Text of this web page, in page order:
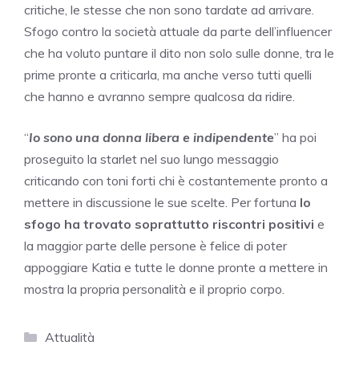
critiche, le stesse che non sono tardate ad arrivare.
Sfogo contro la società attuale da parte dell’influencer
che ha voluto puntare il dito non solo sulle donne, tra le
prime pronte a criticarla, ma anche verso tutti quelli
che hanno e avranno sempre qualcosa da ridire.
“Io sono una donna libera e indipendente” ha poi
proseguito la starlet nel suo lungo messaggio
criticando con toni forti chi è costantemente pronto a
mettere in discussione le sue scelte. Per fortuna lo
sfogo ha trovato soprattutto riscontri positivi e
la maggior parte delle persone è felice di poter
appoggiare Katia e tutte le donne pronte a mettere in
mostra la propria personalità e il proprio corpo.
Categorie
Attualità